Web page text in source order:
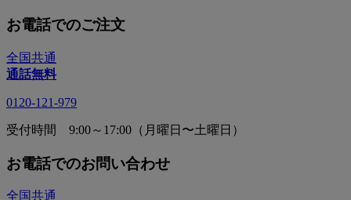
お電話でのご注文
全国共通
通話無料
0120-121-979
受付時間 9:00～17:00（月曜日〜土曜日）
お電話でのお問い合わせ
全国共通